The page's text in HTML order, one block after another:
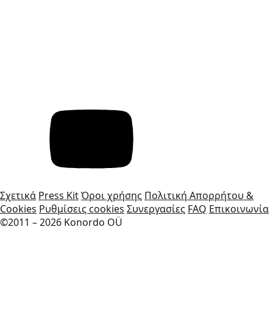
Σχετικά Press KitΌροι χρήσης Πολιτική Απορρήτου &
Cookies Ρυθμίσεις cookies Συνεργασίες FAQ Επικοινωνία
©2011 – 2026 Konordo OÜ